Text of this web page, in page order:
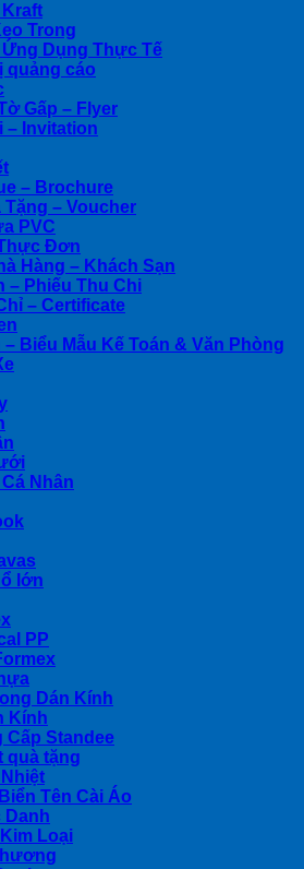
Kraft
Trong
Ứng Dụng Thực Tế
quảng cáo
Gấp – Flyer
– Invitation
– Brochure
Tặng – Voucher
PVC
Đơn
Hàng – Khách Sạn
– Phiếu Thu Chi
– Certificate
– Biểu Mẫu Kế Toán & Văn Phòng
Nhân
lớn
PP
Dán Kính
Kính
Cấp Standee
quà tặng
Tên Cài Áo
Danh
Loại